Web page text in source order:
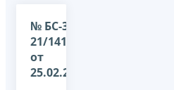
№ БС-36-
21/1411@
от
25.02.2026